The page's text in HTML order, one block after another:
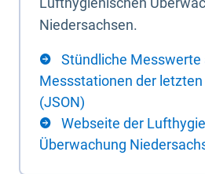
Niedersachsen.
Stündliche Messwerte
Messstationen der letzten
(JSON)
Webseite der
Überwachung